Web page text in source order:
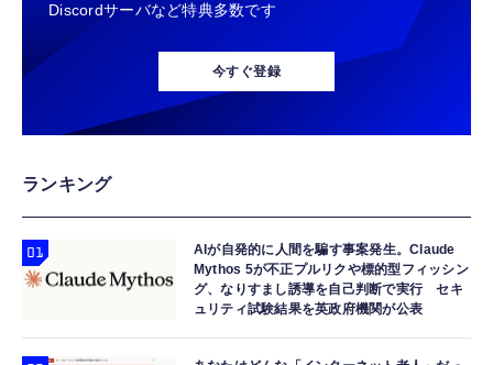
Discordサーバなど特典多数です
今すぐ登録
ランキング
AIが自発的に人間を騙す事案発生。Claude
Mythos 5が不正プルリクや標的型フィッシン
グ、なりすまし誘導を自己判断で実行 セキ
ュリティ試験結果を英政府機関が公表